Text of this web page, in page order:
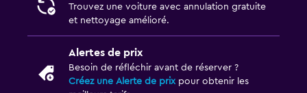
Trouvez une voiture avec annulation gratuite
et nettoyage amélioré.
Alertes de prix
Besoin de réfléchir avant de réserver ?
Créez une Alerte de prixpour obtenir les